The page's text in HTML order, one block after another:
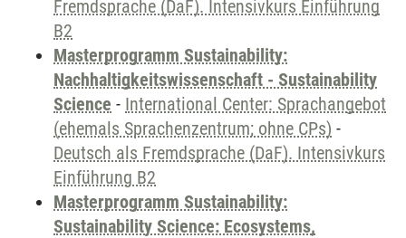
Fremdsprache (DaF). Intensivkurs Einführung
B2
Masterprogramm Sustainability:
Nachhaltigkeitswissenschaft - Sustainability
Science - International Center: Sprachangebot
(ehemals Sprachenzentrum; ohne CPs) -
Deutsch als Fremdsprache (DaF). Intensivkurs
Einführung B2
Masterprogramm Sustainability:
Sustainability Science: Ecosystems,